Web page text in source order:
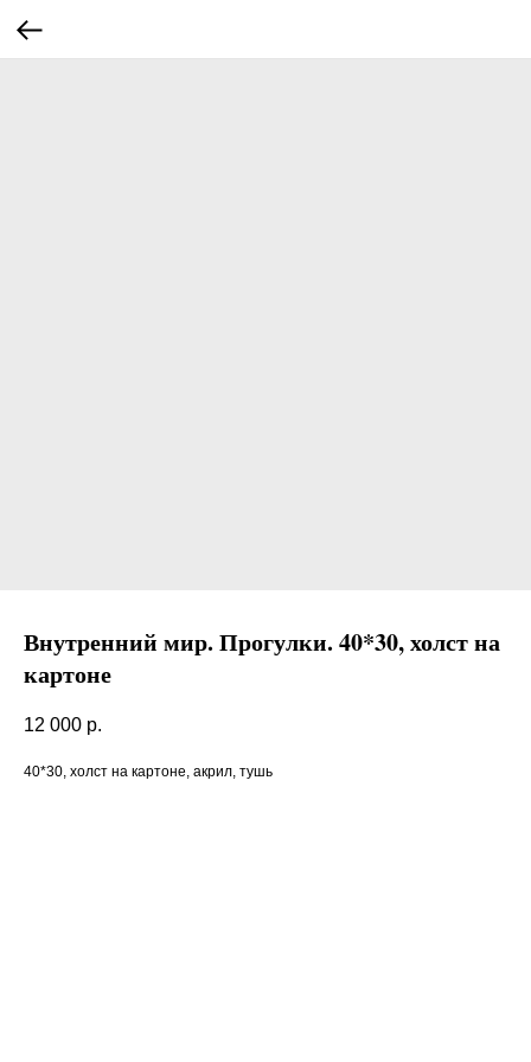
Внутренний мир. Прогулки. 40*30, холст на
картоне
12 000 р.
40*30, холст на картоне, акрил, тушь